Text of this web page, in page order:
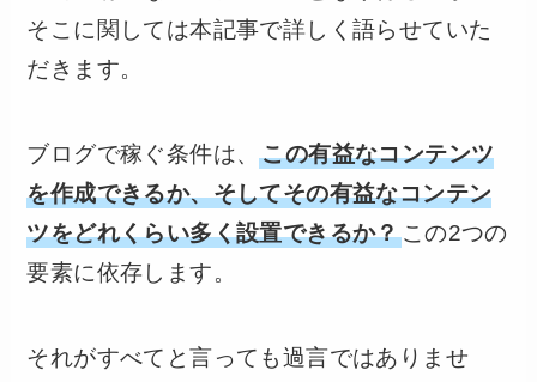
そこに関しては本記事で詳しく語らせていた
だきます。
ブログで稼ぐ条件は、この有益なコンテンツ
を作成できるか、そしてその有益なコンテン
ツをどれくらい多く設置できるか？この2つの
要素に依存します。
それがすべてと言っても過言ではありませ